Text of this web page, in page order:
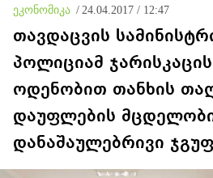
ეკონომიკა / 24.04.2017 / 12:47
თავდაცვის
პოლიციამ
ოდენობით თანხის
დაუფლების
დანაშაულებრივი